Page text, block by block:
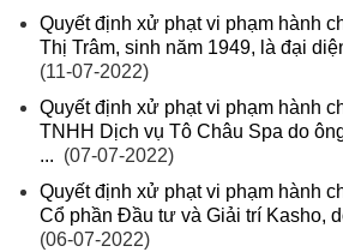
Quyết định xử phạt vi phạm hành
Thị Trâm, sinh năm 1949, là đại
(11-07-2022)
Quyết định xử phạt vi phạm hành
TNHH Dịch vụ Tô Châu Spa do
... (07-07-2022)
Quyết định xử phạt vi phạm hành
Cổ phần Đầu tư và Giải trí Kasho,
(06-07-2022)